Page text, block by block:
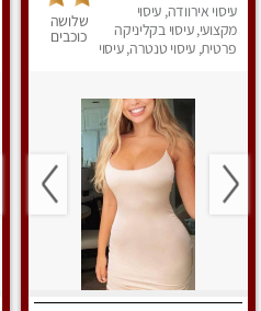
עיסוי אירוודה, עיסוי
מקצועי, עיסוי בקליניקה
פרטית, עיסוי טנטרה, עיסוי
שלושה
כוכבים